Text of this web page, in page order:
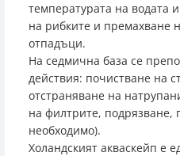
температурата на водата
на рибките и премахване
отпадъци.
На седмична база се
действия: почистване на
отстраняване на
на филтрите, подрязване,
необходимо).
Холандският акваскейп е